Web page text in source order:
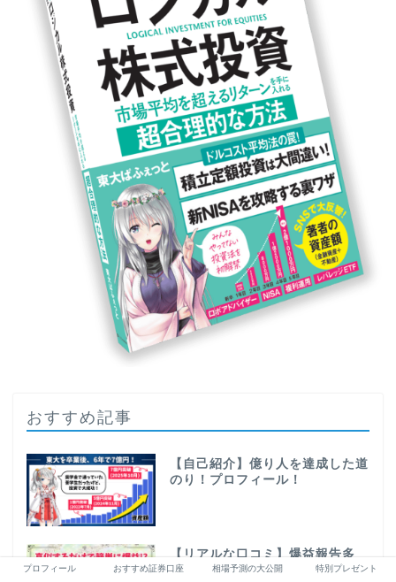
おすすめ記事
【自己紹介】億り人を達成した道
のり！プロフィール！
【リアルな口コミ】爆益報告多
数！相場予測noteの評判まと
プロフィール おすすめ証券口座 相場予測の大公開 特別プレゼント